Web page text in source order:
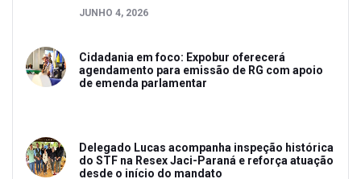
JUNHO 4, 2026
Cidadania em foco: Expobur oferecerá
agendamento para emissão de RG com apoio
de emenda parlamentar
Delegado Lucas acompanha inspeção histórica
do STF na Resex Jaci-Paraná e reforça atuação
desde o início do mandato